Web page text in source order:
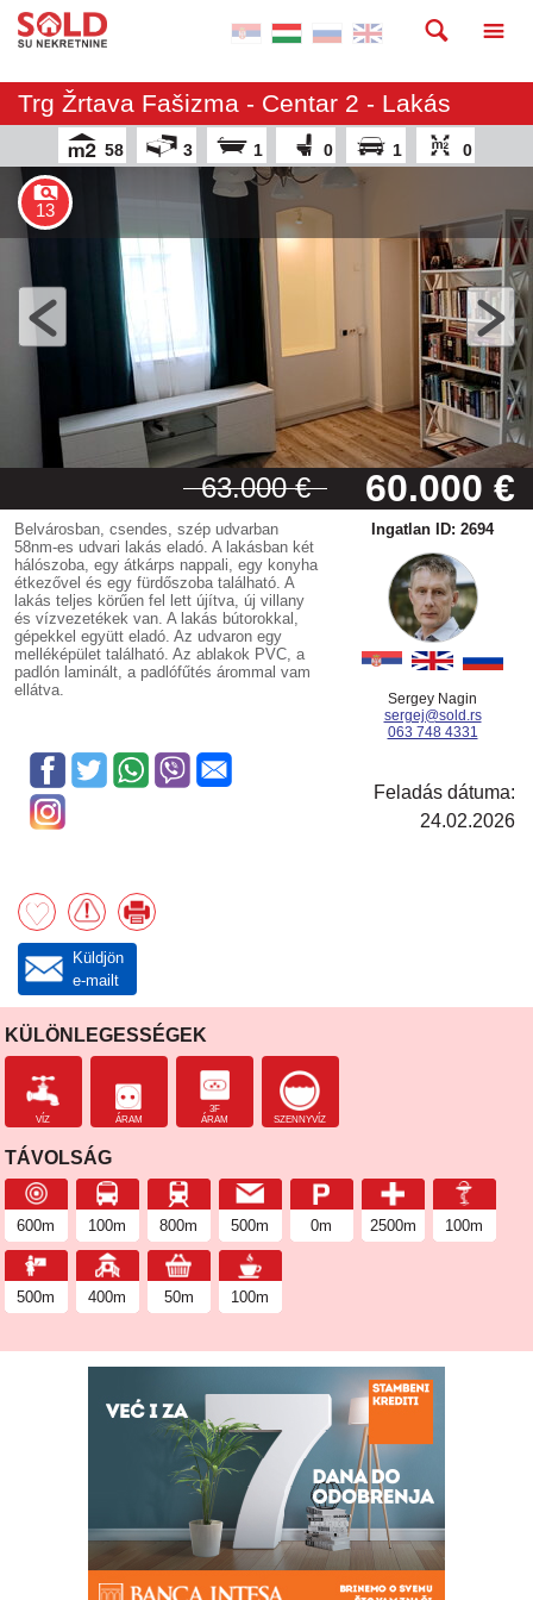
Trg Žrtava Fašizma - Centar 2 - Lakás
58 3 1 0 1 0
13
63.000 € 60.000 €
Belvárosban, csendes, szép udvarban
58nm-es udvari lakás eladó. A lakásban két
hálószoba, egy átkárps nappali, egy konyha
étkezővel és egy fürdőszoba található. A
lakás teljes körűen fel lett újítva, új villany
és vízvezetékek van. A lakás bútorokkal,
gépekkel együtt eladó. Az udvaron egy
melléképület található. Az ablakok PVC, a
padlón laminált, a padlófűtés árommal vam
ellátva.
Ingatlan ID: 2694
Sergey Nagin
sergej@sold.rs
063 748 4331
Feladás dátuma:
24.02.2026
Küldjön
e-mailt
KÜLÖNLEGESSÉGEK
VÍZ ÁRAM
3F
ÁRAM
SZENNYVÍZ
TÁVOLSÁG
600m 100m 800m 500m 0m 2500m 100m
500m 400m 50m 100m